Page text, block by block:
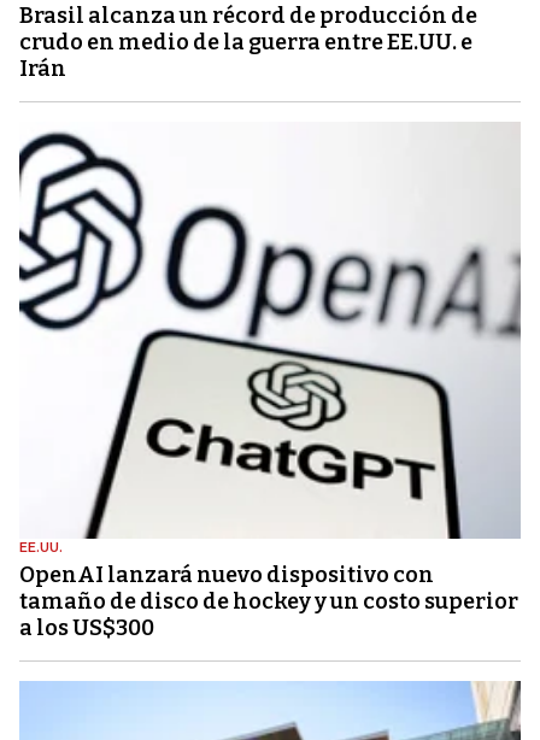
Brasil alcanza un récord de producción de
crudo en medio de la guerra entre EE.UU. e
Irán
EE.UU.
OpenAI lanzará nuevo dispositivo con
tamaño de disco de hockey y un costo superior
a los US$300